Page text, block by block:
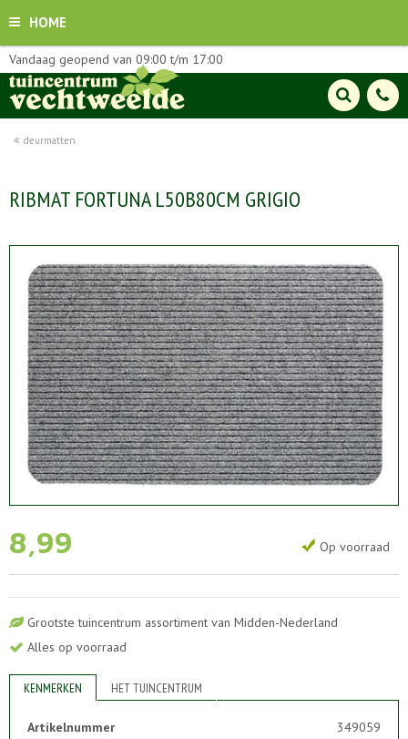
HOME
deurmatten
Vandaag geopend van 09:00 t/m 17:00
RIBMAT FORTUNA L50B80CM GRIGIO
8,99 Op voorraad
Grootste tuincentrum assortiment van Midden-Nederland
Alles op voorraad
KENMERKEN HET TUINCENTRUM
Artikelnummer
349059